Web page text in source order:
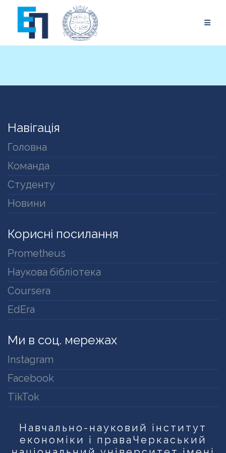
content
Навігація
Головна
Команда
Студенту
Новини
Корисні посилання
Prometheus
Наукова бібліотека
Coursera
EdEra
Ми в соц. мережах
Instagram
Facebook
TikTok
Навчально-науковий інститут
економіки і права Черкаський